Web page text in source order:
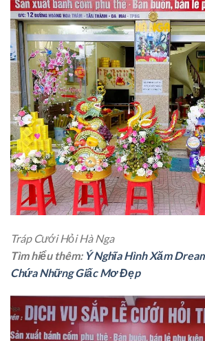
Tráp Cưới Hỏi Hà Nga
Tìm hiểu thêm: Ý Nghĩa Hình Xăm
Chứa Những Giấc Mơ Đẹp